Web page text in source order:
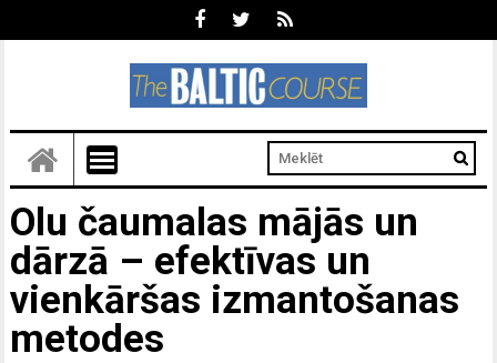
Olu čaumalas mājās un
dārzā – efektīvas un
vienkāršas izmantošanas
metodes